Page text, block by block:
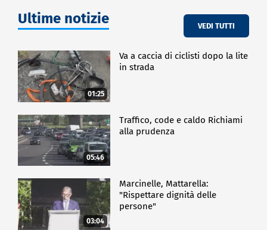
Ultime notizie VEDI TUTTI
01:25
Va a caccia di ciclisti dopo la lite
in strada
05:46
Traffico, code e caldo Richiami
alla prudenza
03:04
Marcinelle, Mattarella:
"Rispettare dignità delle
persone"